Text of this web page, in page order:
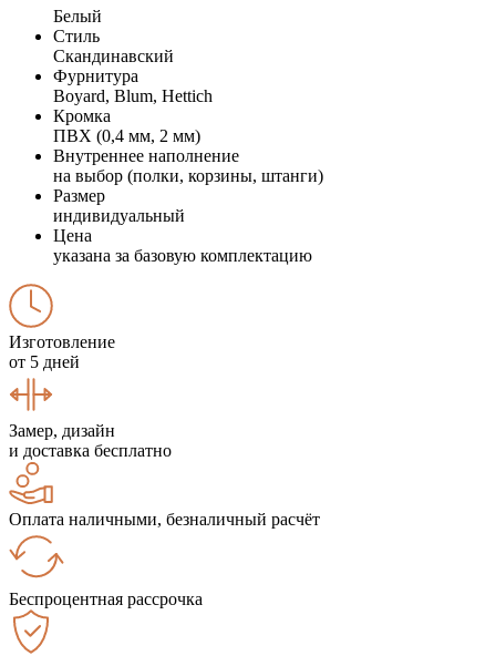
Белый
Стиль
Скандинавский
Фурнитура
Boyard, Blum, Hettich
Кромка
ПВХ (0,4 мм, 2 мм)
Внутреннее наполнение
на выбор (полки, корзины, штанги)
Размер
индивидуальный
Цена
указана за базовую комплектацию
Изготовление
от 5 дней
Замер, дизайн
и доставка бесплатно
Оплата наличными, безналичный расчёт
Беспроцентная рассрочка